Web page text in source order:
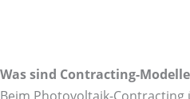
Was sind Contracting-